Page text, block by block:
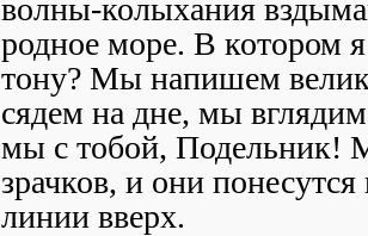
волны-колыхания
родное море. В котором
тону? Мы напишем
сядем на дне, мы
мы с тобой,
зрачков, и они
линии вверх.